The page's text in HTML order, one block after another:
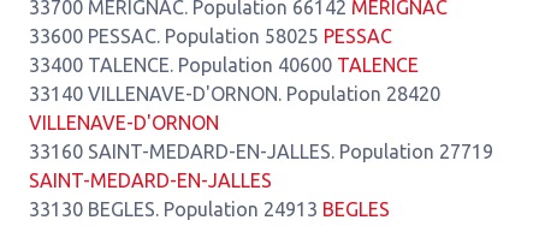
33700 MERIGNAC. Population 66142 MERIGNAC
33600 PESSAC. Population 58025 PESSAC
33400 TALENCE. Population 40600 TALENCE
33140 VILLENAVE-D'ORNON. Population 28420
VILLENAVE-D'ORNON
33160 SAINT-MEDARD-EN-JALLES. Population 27719
SAINT-MEDARD-EN-JALLES
33130 BEGLES. Population 24913 BEGLES